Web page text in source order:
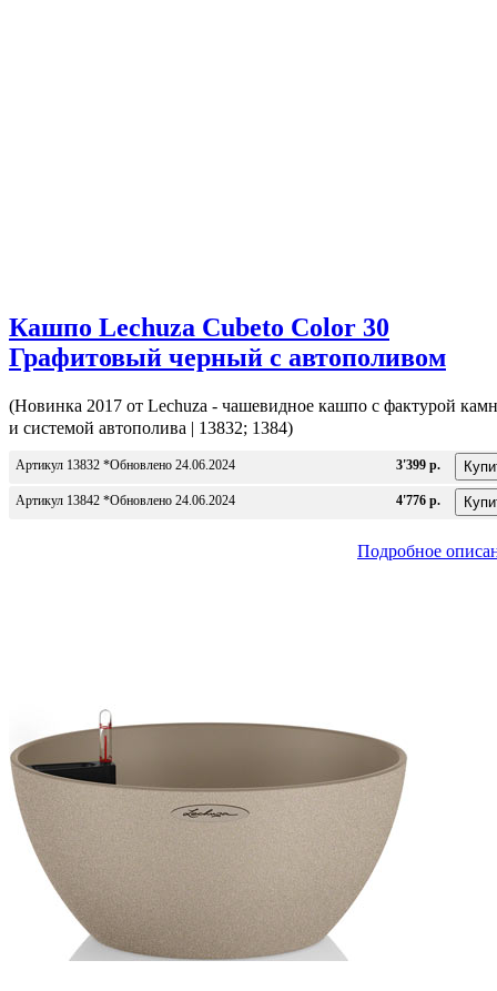
Кашпо Lechuza Cubeto Color 30
Графитовый черный с автополивом
(Новинка 2017 от Lechuza - чашевидное кашпо с фактурой
и системой автополива | 13832; 1384)
Артикул 13832 *Обновлено 24.06.2024 3'399 р.
Артикул 13842 *Обновлено 24.06.2024 4'776 р.
Подробное